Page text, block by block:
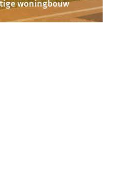
woningbouw